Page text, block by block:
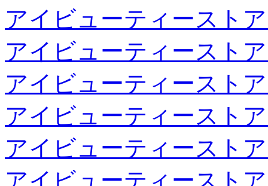
アイビューティースト
アイビューティースト
アイビューティースト
アイビューティースト
アイビューティースト
アイビューティースト